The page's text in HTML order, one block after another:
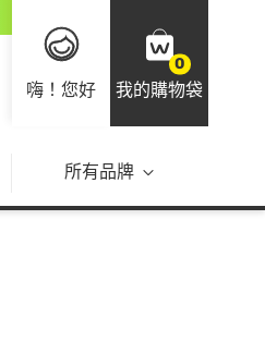
嗨！您好
0
我的購物袋
所有品牌